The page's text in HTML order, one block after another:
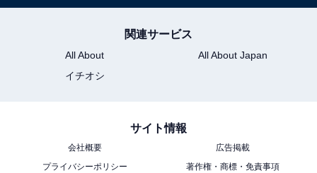
関連サービス
All About
All About Japan
イチオシ
サイト情報
会社概要
広告掲載
プライバシーポリシー
著作権・商標・免責事項